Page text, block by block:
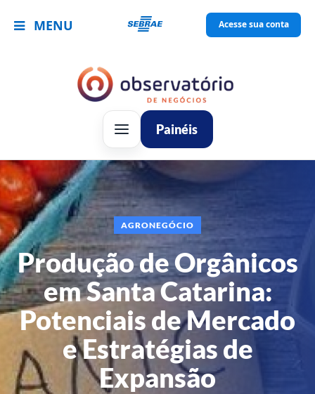
MENU Acesse sua conta
Painéis
AGRONEGÓCIO
Produção de Orgânicos
em Santa Catarina:
Potenciais de Mercado
e Estratégias de
Expansão